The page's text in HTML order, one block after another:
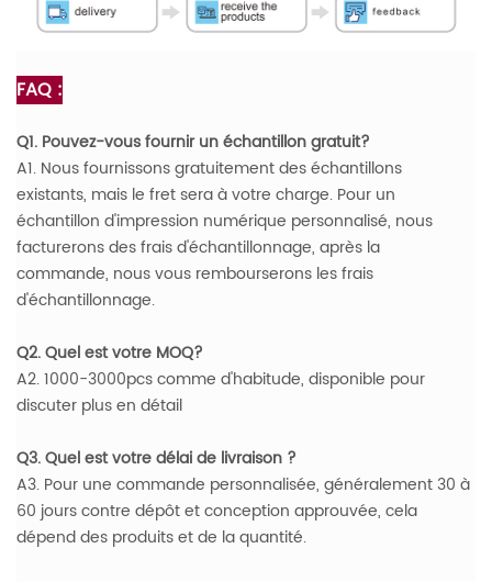
FAQ :
Q1. Pouvez-vous fournir un échantillon gratuit?
A1. Nous fournissons gratuitement des échantillons
existants, mais le fret sera à votre charge. Pour un
échantillon d'impression numérique personnalisé, nous
facturerons des frais d'échantillonnage, après la
commande, nous vous rembourserons les frais
d'échantillonnage.
Q2. Quel est votre MOQ?
A2. 1000-3000pcs comme d'habitude, disponible pour
discuter plus en détail
Q3. Quel est votre délai de livraison ?
A3. Pour une commande personnalisée, généralement 30 à
60 jours contre dépôt et conception approuvée, cela
dépend des produits et de la quantité.